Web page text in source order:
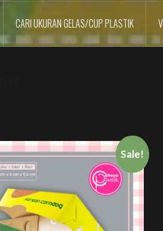
CARI UKURAN GELAS/CUP PLASTIK
Sale!